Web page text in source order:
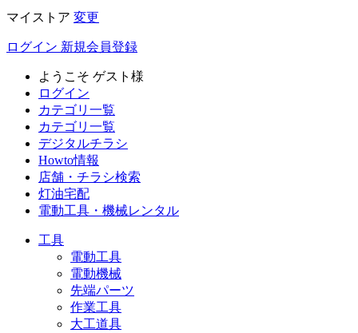
マイストア 変更
ログイン 新規会員登録
ようこそ ゲスト様
ログイン
カテゴリ一覧
カテゴリ一覧
デジタルチラシ
Howto情報
店舗・チラシ検索
灯油宅配
電動工具・機械レンタル
工具
電動工具
電動機械
先端パーツ
作業工具
大工道具